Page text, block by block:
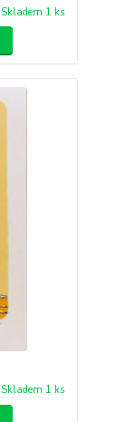
Skladem 1 ks
Skladem 1 ks